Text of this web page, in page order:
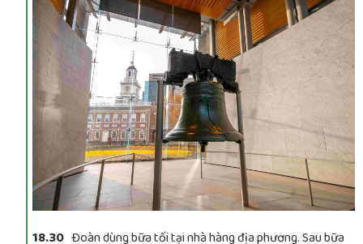
18.30 Đoàn dùng bữa tối tại nhà hàng địa phương. Sau bữa